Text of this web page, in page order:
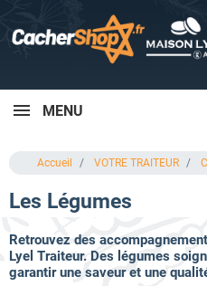
MENU
Accueil VOTRE TRAITEUR
Les Légumes
Retrouvez des
Lyel Traiteur. Des légumes
garantir une saveur et une